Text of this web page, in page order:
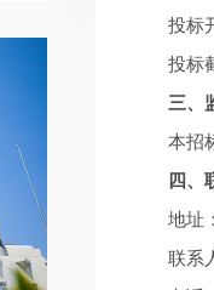
投标
投标
三、
本招
四、
地址
联系